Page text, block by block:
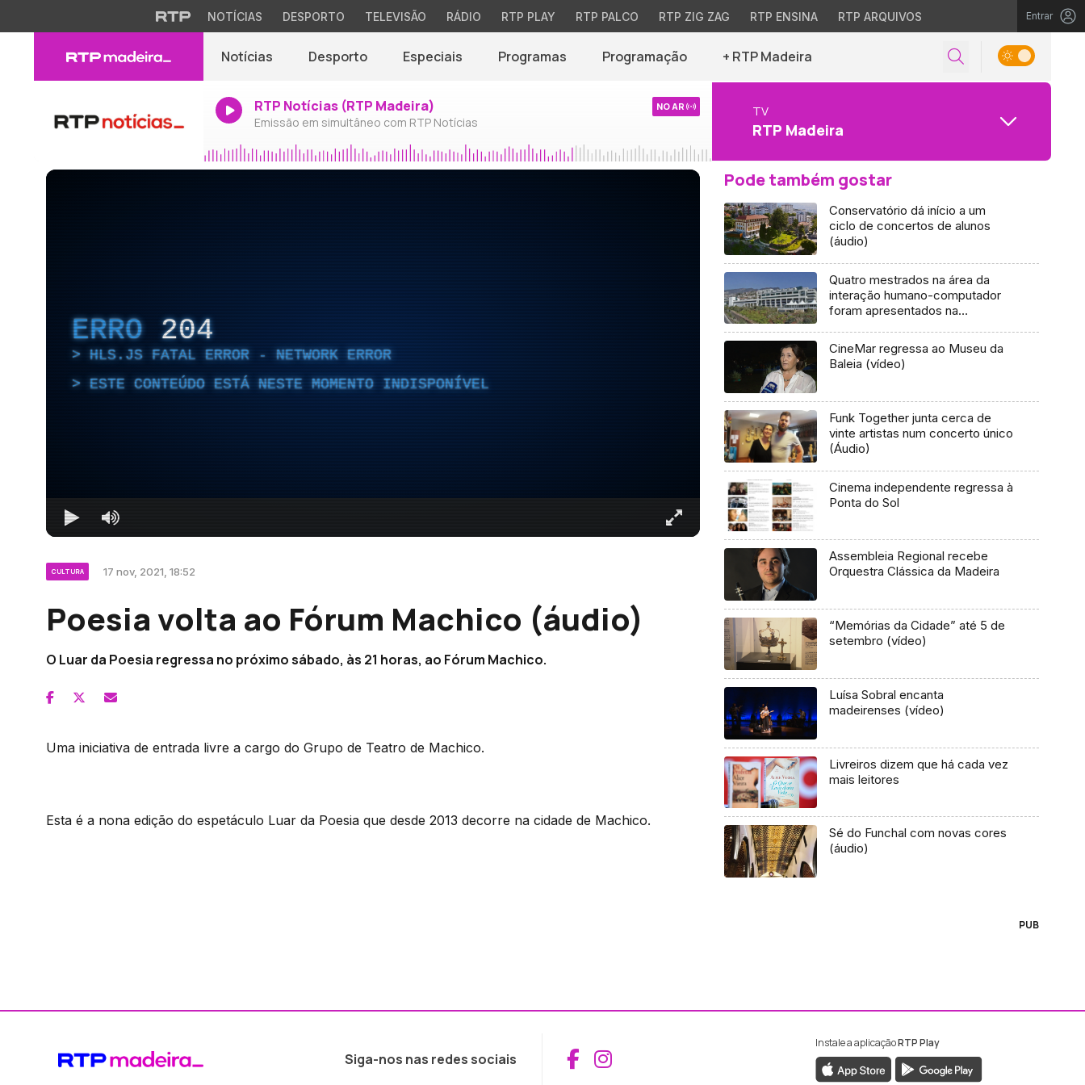
NOTÍCIAS DESPORTO TELEVISÃO RÁDIO RTP PLAY RTP PALCO RTP ZIG ZAG RTP ENSINA RTP ARQUIVOS Entrar
Notícias Desporto Especiais Programas Programação + RTP Madeira
RTP Notícias (RTP Madeira)
Emissão em simultâneo com RTP Notícias
NO AR TV
RTP Madeira
ERRO 204
HLS.JS FATAL ERROR - NETWORK ERROR
ESTE CONTEÚDO ESTÁ NESTE MOMENTO INDISPONÍVEL
CULTURA 17 nov, 2021, 18:52
Poesia volta ao Fórum Machico (áudio)
O Luar da Poesia regressa no próximo sábado, às 21 horas, ao Fórum Machico.
Uma iniciativa de entrada livre a cargo do Grupo de Teatro de Machico.
Esta é a nona edição do espetáculo Luar da Poesia que desde 2013 decorre na cidade de Machico.
Pode também gostar
Conservatório dá início a um
ciclo de concertos de alunos
(áudio)
Quatro mestrados na área da
interação humano-computador
foram apresentados na
CineMar regressa ao Museu da
Baleia (vídeo)
Funk Together junta cerca de
vinte artistas num concerto único
(Áudio)
Cinema independente regressa à
Ponta do Sol
Assembleia Regional recebe
Orquestra Clássica da Madeira
“Memórias da Cidade” até 5 de
setembro (vídeo)
Luísa Sobral encanta
madeirenses (vídeo)
Livreiros dizem que há cada vez
mais leitores
Sé do Funchal com novas cores
(áudio)
PUB
Siga-nos nas redes sociais Aceder ao Facebook da RTP Madeira
Aceder ao Instagram da RTP Madeira
Instale a aplicaçãoRTP Play